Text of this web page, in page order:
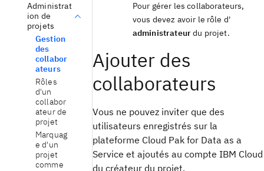
Administrat
ion de
projets
Gestion
des
collabor
ateurs
Rôles
d'un
collabor
ateur de
projet
Marquag
e d'un
projet
comme
Pour gérer les collaborateurs,
vous devez avoir le rôle d'
administrateurdu projet.
Ajouter des
collaborateurs
Vous ne pouvez inviter que des
utilisateurs enregistrés sur la
plateforme Cloud Pak for Data as a
Service et ajoutés au compte IBM Cloud
du créateur du projet.